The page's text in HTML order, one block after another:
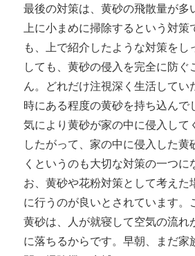
最後の対策は、黄砂の飛散量が多
上に小まめに掃除するという対策
も、上で紹介したような対策をし
しても、黄砂の侵入を完全に防ぐ
ん。どれだけ注視深く生活してい
時にある程度の黄砂を持ち込んで
気により黄砂が家の中に侵入して
したがって、家の中に侵入した黄
くというのも大切な対策の一つに
お、黄砂や花粉対策として考えた
に行うのが良いとされています。
黄砂は、人が就寝して空気の流れ
に落ちるからです。早朝、まだ家